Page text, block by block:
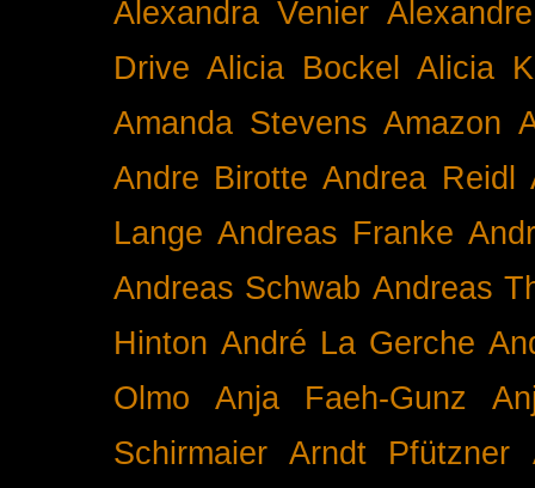
Alexandra Venier
Drive Alicia Bockel
Alicia
Amanda Stevens Amazon
Andre Birotte Andrea Reidl
Lange Andreas Franke
Andreas Schwab Andreas
Hinton André La Gerche
Olmo
Anja Faeh-Gunz
Schirmaier
Arndt Pfützner